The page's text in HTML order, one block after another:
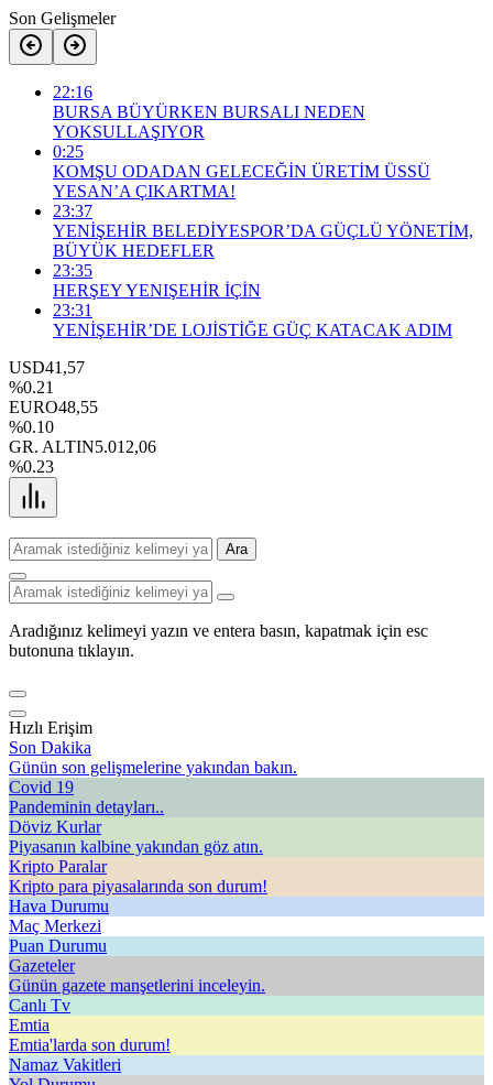
Son Gelişmeler
22:16
BURSA BÜYÜRKEN BURSALI NEDEN
YOKSULLAŞIYOR
0:25
KOMŞU ODADAN GELECEĞİN ÜRETİM ÜSSÜ
YESAN’A ÇIKARTMA!
23:37
YENİŞEHİR BELEDİYESPOR’DA GÜÇLÜ YÖNETİM,
BÜYÜK HEDEFLER
23:35
HERŞEY YENIŞEHİR İÇİN
23:31
YENİŞEHİR’DE LOJİSTİĞE GÜÇ KATACAK ADIM
USD41,57
%0.21
EURO48,55
%0.10
GR. ALTIN5.012,06
%0.23
Ara
Aradığınız kelimeyi yazın ve entera basın, kapatmak için esc
butonuna tıklayın.
Hızlı Erişim
Son Dakika
Günün son gelişmelerine yakından bakın.
Covid 19
Pandeminin detayları..
Döviz Kurlar
Piyasanın kalbine yakından göz atın.
Kripto Paralar
Kripto para piyasalarında son durum!
Hava Durumu
Maç Merkezi
Puan Durumu
Gazeteler
Günün gazete manşetlerini inceleyin.
Canlı Tv
Emtia
Emtia'larda son durum!
Namaz Vakitleri